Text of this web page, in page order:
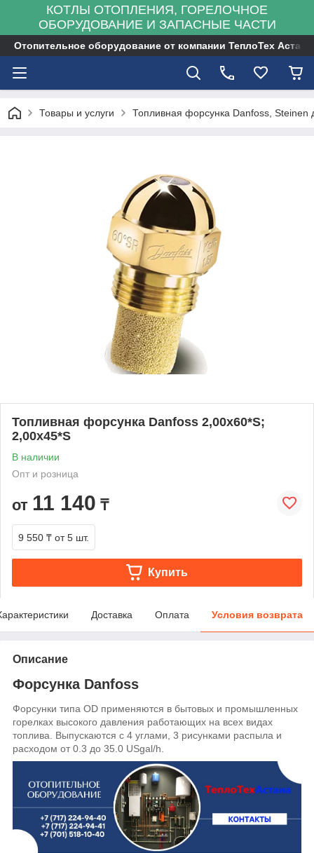
КОТЛЫ ОТОПЛЕНИЯ, ГОРЕЛОЧНОЕ
ОБОРУДОВАНИЕ И ЗАПАСНЫЕ ЧАСТИ
Отопительное оборудование от компании ТеплоТех Астана
Товары и услуги Топливная форсунка Danfoss, Steinen
Топливная форсунка Danfoss 2,00х60*S;
2,00х45*S
В наличии
Опт и розница
от 11 140 ₸
9 550 ₸ от 5 шт.
Купить
Доставка Оплата Условия возврата
Описание
Форсунка Danfoss
Форсунки типа OD применяются в бытовых и промышленных
горелках высокого давления работающих на всех видах
топлива. Выпускаются с 4 углами, 3 рисунками распылa и
расходом от 0.3 до 35.0 USgal/h.